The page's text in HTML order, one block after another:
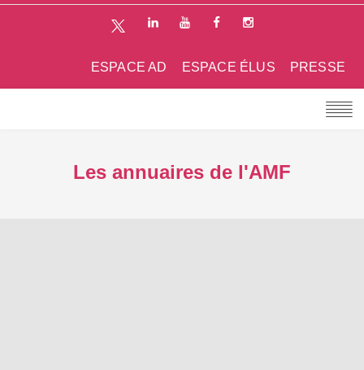
PRESSE
ESPACE ÉLUS
ESPACE AD
Les annuaires de l'AMF